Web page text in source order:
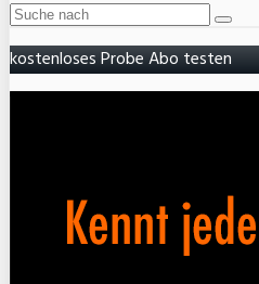
kostenloses Probe Abo testen